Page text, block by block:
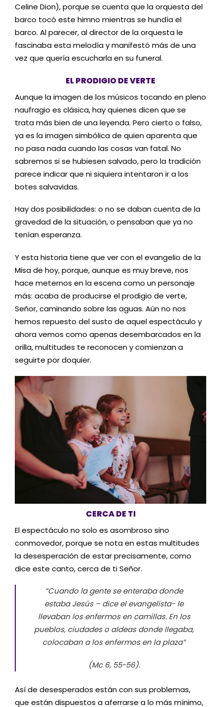
Celine Dion), porque se cuenta que la orquesta del
barco tocó este himno mientras se hundía el
barco. Al parecer, al director de la orquesta le
fascinaba esta melodía y manifestó más de una
vez que quería escucharla en su funeral.
EL PRODIGIO DE VERTE
Aunque la imagen de los músicos tocando en pleno
naufragio es clásica, hay quienes dicen que se
trata más bien de una leyenda. Pero cierto o falso,
ya es la imagen simbólica de quien aparenta que
no pasa nada cuando las cosas van fatal. No
sabremos si se hubiesen salvado, pero la tradición
parece indicar que ni siquiera intentaron ir a los
botes salvavidas.
Hay dos posibilidades: o no se daban cuenta de la
gravedad de la situación, o pensaban que ya no
tenían esperanza.
Y esta historia tiene que ver con el evangelio de la
Misa de hoy, porque, aunque es muy breve, nos
hace meternos en la escena como un personaje
más: acaba de producirse el prodigio de verte,
Señor, caminando sobre las aguas. Aún no nos
hemos repuesto del susto de aquel espectáculo y
ahora vemos como apenas desembarcados en la
orilla, multitudes te reconocen y comienzan a
seguirte por doquier.
CERCA DE TI
El espectáculo no solo es asombroso sino
conmovedor, porque se nota en estas multitudes
la desesperación de estar precisamente, como
dice este canto, cerca de ti Señor.
“Cuando la gente se enteraba donde
estaba Jesús – dice el evangelista-le
llevaban los enfermos en camillas. En los
pueblos, ciudades o aldeas donde llegaba,
colocaban a los enfermos en la plaza”
(Mc 6, 55-56).
Así de desesperados están con sus problemas,
que están dispuestos a aferrarse a lo más mínimo,